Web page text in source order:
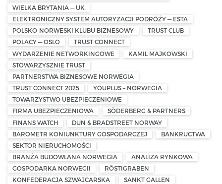
WIELKA BRYTANIA — UK
ELEKTRONICZNY SYSTEM AUTORYZACJI PODRÓŻY — ESTA
POLSKO-NORWESKI KLUBU BIZNESOWY
TRUST CLUB
POLACY — OSLO
TRUST CONNECT
WYDARZENIE NETWORKINGOWE
KAMIL MAJKOWSKI
STOWARZYSZNIE TRUST
PARTNERSTWA BIZNESOWE NORWEGIA
TRUST CONNECT 2025
YOUPLUS – NORWEGIA
TOWARZYSTWO UBEZPIECZENIOWE
FIRMA UBEZPIECZENIOWA
SÖDERBERG & PARTNERS
FINANS WATCH
DUN & BRADSTREET NORWAY
BAROMETR KONIUNKTURY GOSPODARCZEJ
BANKRUCTWA
SEKTOR NIERUCHOMOŚCI
BRANŻA BUDOWLANA NORWEGIA
ANALIZA RYNKOWA
GOSPODARKA NORWEGII
RÖSTIGRABEN
KONFEDERACJA SZWAJCARSKA
SANKT GALLEN